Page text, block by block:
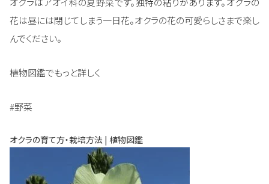
花は昼には閉じてしまう一日花。オクラの花の可愛らしさまで楽し
んでください。
植物図鑑でもっと詳しく
#野菜
オクラの育て方・栽培方法 | 植物図鑑